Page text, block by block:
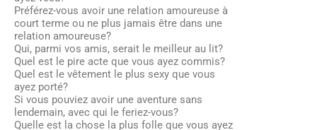
Préférez-vous avoir une relation amoureuse à
court terme ou ne plus jamais être dans une
relation amoureuse?
Qui, parmi vos amis, serait le meilleur au lit?
Quel est le pire acte que vous ayez commis?
Quel est le vêtement le plus sexy que vous
ayez porté?
Si vous pouviez avoir une aventure sans
lendemain, avec qui le feriez-vous?
Quelle est la chose la plus folle que vous ayez